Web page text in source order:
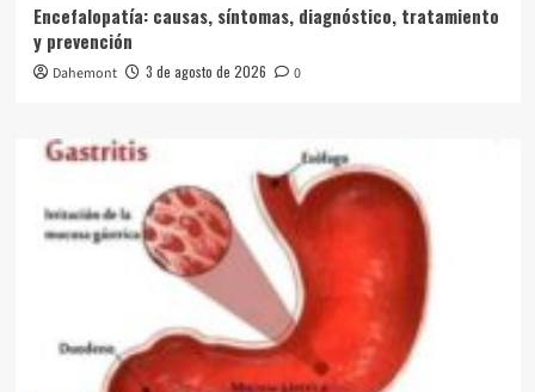
Encefalopatía: causas, síntomas, diagnóstico, tratamiento
y prevención
Dahemont 3 de agosto de 2026 0